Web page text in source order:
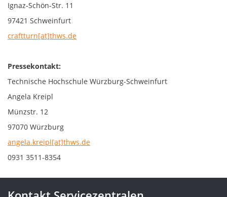
Ignaz-Schön-Str. 11
97421 Schweinfurt
craftturn[at]thws.de
Pressekontakt:
Technische Hochschule Würzburg-Schweinfurt
Angela Kreipl
Münzstr. 12
97070 Würzburg
angela.kreipl[at]thws.de
0931 3511-8354